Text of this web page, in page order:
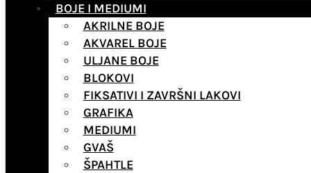
BOJE I MEDIUMI
AKRILNE BOJE
AKVAREL BOJE
ULJANE BOJE
BLOKOVI
FIKSATIVI I ZAVRŠNI LAKOVI
GRAFIKA
MEDIUMI
GVAŠ
ŠPAHTLE